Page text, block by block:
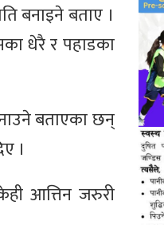
बनाइने बताए ।
धेरै र पहाडका
बताएका छन्
।
आत्तिन जरुरी